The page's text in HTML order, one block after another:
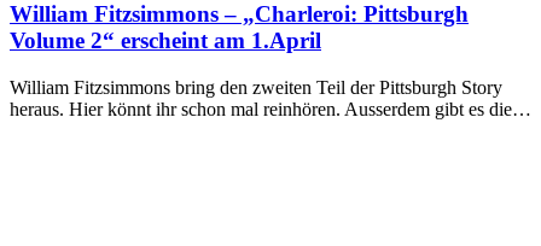
William Fitzsimmons – „Charleroi: Pittsburgh
Volume 2“ erscheint am 1.April
William Fitzsimmons bring den zweiten Teil der Pittsburgh Story
heraus. Hier könnt ihr schon mal reinhören. Ausserdem gibt es die…